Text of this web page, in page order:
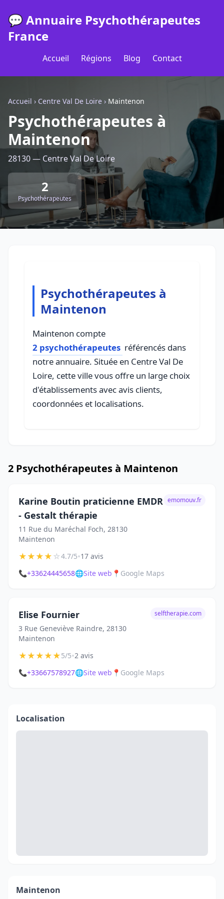
💬 Annuaire Psychothérapeutes
France
Accueil Régions Blog Contact
Accueil › Centre Val De Loire › Maintenon
Psychothérapeutes à
Maintenon
28130 — Centre Val De Loire
2
Psychothérapeutes
Psychothérapeutes à
Maintenon
Maintenon compte
2 psychothérapeutes référencés dans
notre annuaire. Située en Centre Val De
Loire, cette ville vous offre un large choix
d'établissements avec avis clients,
coordonnées et localisations.
2 Psychothérapeutes à Maintenon
Karine Boutin praticienne EMDR
- Gestalt thérapie
11 Rue du Maréchal Foch, 28130
Maintenon
emomouv.fr
★★★★☆4.7/5•17 avis
📞+33624445658🌐Site web 📍 Google Maps
Elise Fournier
3 Rue Geneviève Raindre, 28130
Maintenon
selftherapie.com
★★★★★5/5•2 avis
📞+33667578927🌐Site web 📍 Google Maps
Localisation
Maintenon